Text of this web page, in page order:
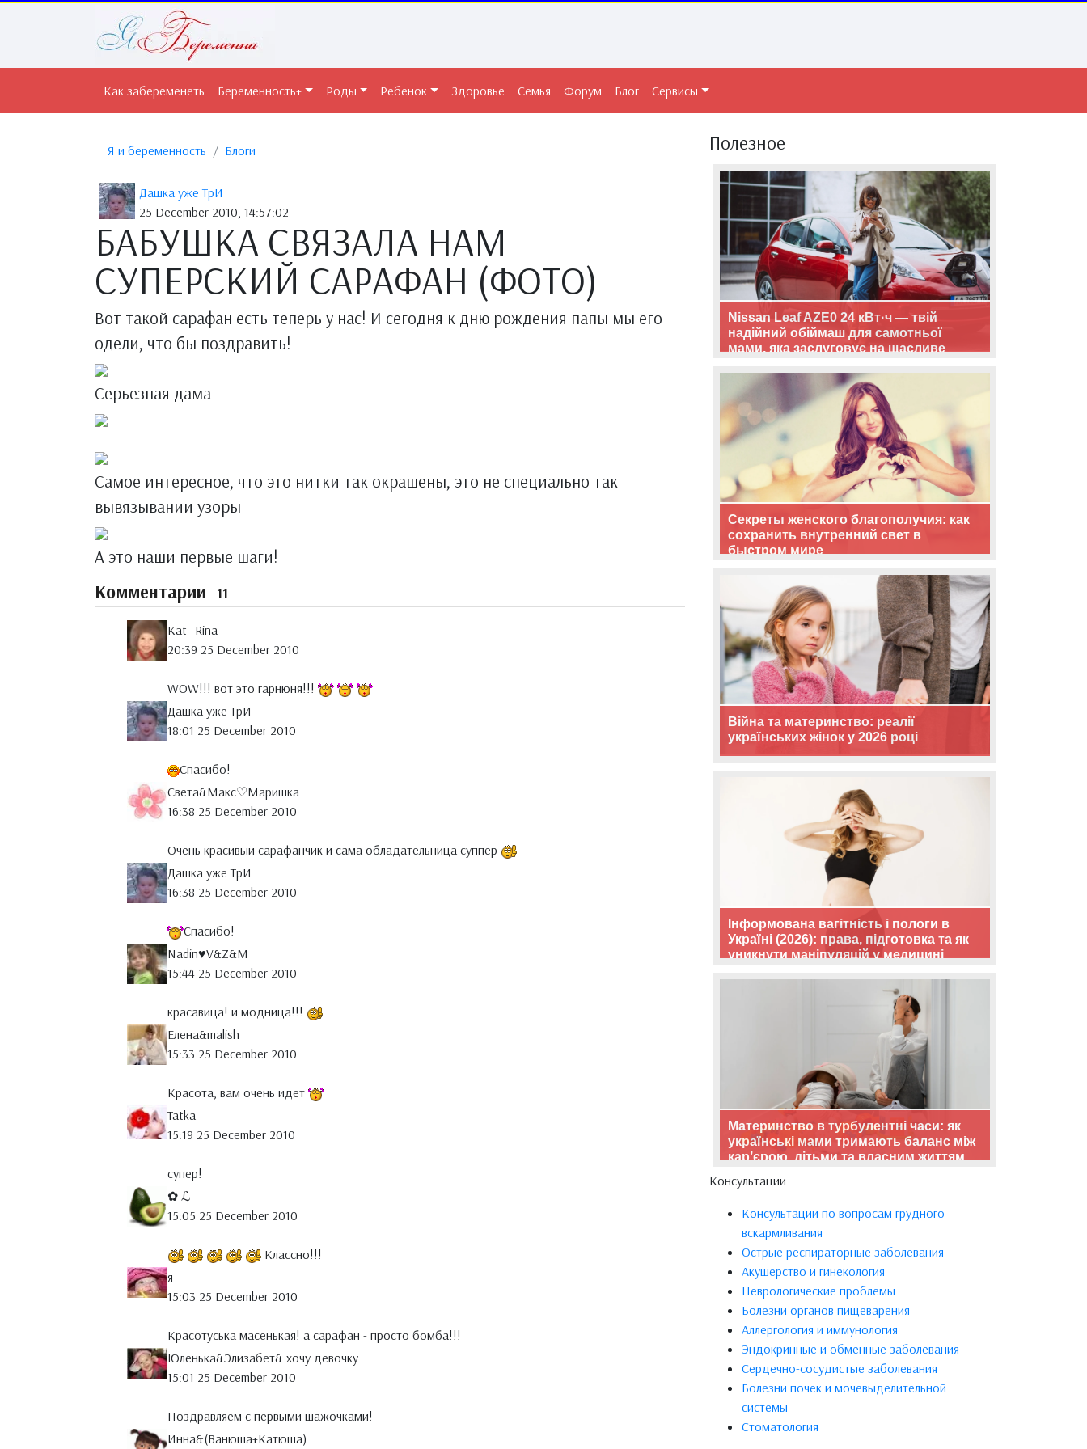
Как забеременеть Беременность+ Роды Ребенок Здоровье Семья Форум Блог Сервисы
Я и беременность Блоги
Дашка уже ТрИ
25 December 2010, 14:57:02
БАБУШКА СВЯЗАЛА НАМ
СУПЕРСКИЙ САРАФАН (ФОТО)
Вот такой сарафан есть теперь у нас! И сегодня к дню рождения папы мы его
одели, что бы поздравить!
Серьезная дама
Самое интересное, что это нитки так окрашены, это не специально так
вывязывании узоры
А это наши первые шаги!
Комментарии 11
Kat_Rina
20:39 25 December 2010
WOW!!! вот это гарнюня!!!
Дашка уже ТрИ
18:01 25 December 2010
Спасибо!
Света&Макс♡Маришка
16:38 25 December 2010
Очень красивый сарафанчик и сама обладательница суппер
Дашка уже ТрИ
16:38 25 December 2010
Спасибо!
Nadin♥V&Z&M
15:44 25 December 2010
красавица! и модница!!!
Елена&malish
15:33 25 December 2010
Красота, вам очень идет
Tatka
15:19 25 December 2010
cупер!
✿ ℒ
15:05 25 December 2010
Классно!!!
я
15:03 25 December 2010
Красотуська масенькая! а сарафан - просто бомба!!!
Юленька&Элизабет& хочу девочку
15:01 25 December 2010
Поздравляем с первыми шажочками!
Инна&(Ванюша+Катюша)
Полезное
Nissan Leaf AZE0 24 кВт·ч — твій
надійний обіймаш для самотньої
мами, яка заслуговує на щасливе
Секреты женского благополучия: как
сохранить внутренний свет в
быстром мире
Війна та материнство: реалії
українських жінок у 2026 році
Інформована вагітність і пологи в
Україні (2026): права, підготовка та як
уникнути маніпуляцій у медицині
Материнство в турбулентні часи: як
українські мами тримають баланс між
кар’єрою, дітьми та власним життям
Консультации
Консультации по вопросам грудного
вскармливания
Острые респираторные заболевания
Акушерство и гинекология
Неврологические проблемы
Болезни органов пищеварения
Аллергология и иммунология
Эндокринные и обменные заболевания
Сердечно-сосудистые заболевания
Болезни почек и мочевыделительной
системы
Стоматология